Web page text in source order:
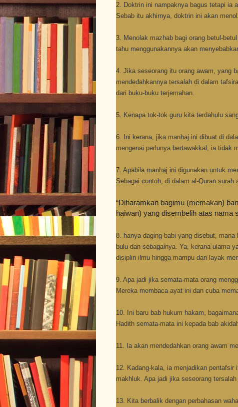
2. Doktrin ini nampaknya bagus tetapi ia
Sebab itu akhirnya, doktrin ini akan
3. Menolak mazhab bagi orang betul-
tahu menggunakannya akan
4. Jika seseorang itu orang awam, yang
mendedahkannya tersalah di dalam
dari buku-buku terjemahan.
5. Kenapa tok-tok guru kita terdahulu
6. Ini kerana, jika manhaj ini dibuat di
mengenai perlunya bertawakkal, ia tidak
7. Apabila manhaj ini digunakan untuk
Sebagai contoh, di dalam al-Quran
“Diharamkan bagimu (memakan)
haiwan) yang disembelih atas nama
8. hanya daging babi yang disebut,
bulu dan sebagainya. Ya, kerana ulama
disiplin ilmu hingga mampu dan layak
9. Apa jadi jika semata-mata orang
Mereka membaca ayat ini dan cuba
10. Ini baru bab hukum hakam,
Hadith semata-mata ini kepada bab
11. Ia akan mendedahkan orang awam
12. Kadang-kala, ia menjadikan
makhluk. Apa jadi jika seseorang
13. Kita berbalik dengan perbahasan